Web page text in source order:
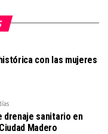
con las mujeres
drenaje sanitario en
Madero